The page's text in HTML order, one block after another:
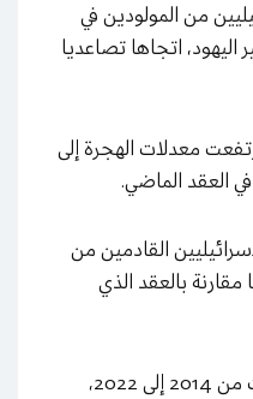
من المولودين في
اليهود، اتجاها تصاعديا
معدلات الهجرة إلى
العقد الماضي.
القادمين من
بالعقد الذي
ومقارنة بالمتوسط في السنوات من 2014 إلى 2022،